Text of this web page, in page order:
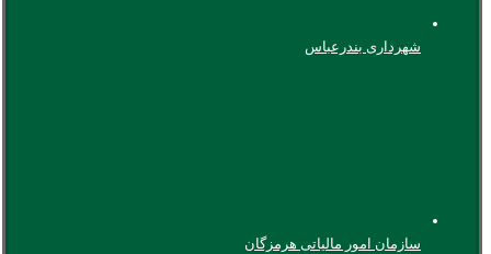
شهرداری بندرعباس
سازمان امور مالیاتی هرمزگان